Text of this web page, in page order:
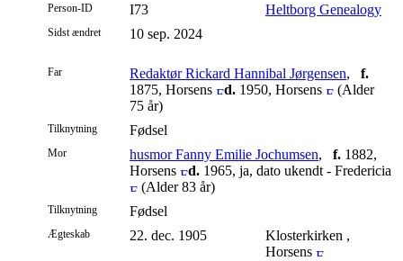
Person-ID I73 Heltborg Genealogy
Sidst ændret 10 sep. 2024
Far Redaktør Rickard Hannibal Jørgensen, f.
1875, Horsens
d. 1950, Horsens
(Alder
75 år)
Tilknytning Fødsel
Mor husmor Fanny Emilie Jochumsen, f. 1882,
Horsens
d. 1965, ja, dato ukendt - Fredericia
(Alder 83 år)
Tilknytning Fødsel
Ægteskab 22. dec. 1905
Klosterkirken ,
Horsens